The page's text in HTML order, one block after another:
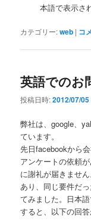
本語で表示さ
カテゴリー:web | コ
英語でのお
投稿日時:2012/07/05
弊社は、google、
ています。
先日facebookから
アンケートの依頼
に謝礼が届きませ
あり、同じ要件だ
てみました。日本語
すると、以下の回答